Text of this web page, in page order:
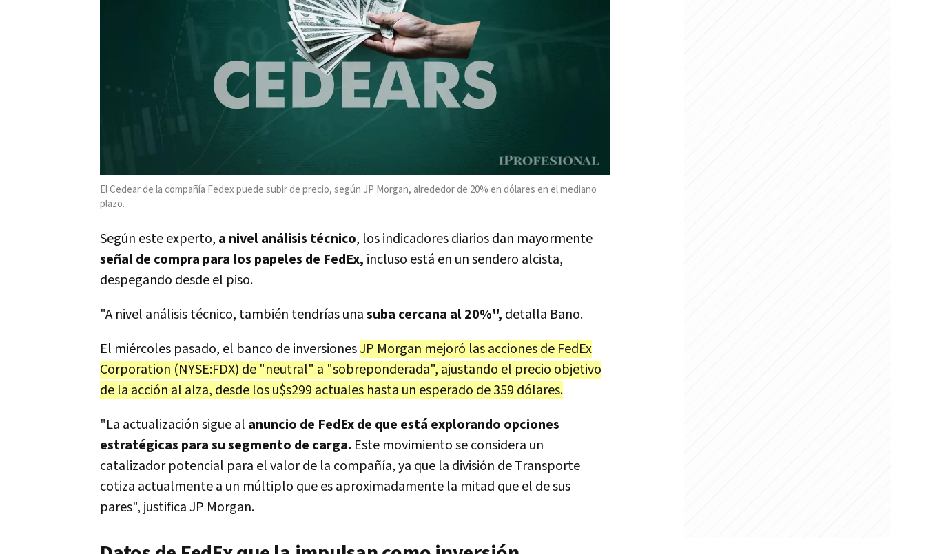
El Cedear de la compañía Fedex puede subir de precio, según JP Morgan, alrededor de 20% en dólares en el mediano
plazo.
Según este experto, a nivel análisis técnico, los indicadores diarios dan mayormente
señal de compra para los papeles de FedEx, incluso está en un sendero alcista,
despegando desde el piso.
"A nivel análisis técnico, también tendrías unasuba cercana al 20%", detalla Bano.
El miércoles pasado, el banco de inversionesJP Morgan mejoró las acciones de FedEx
Corporation (NYSE:FDX) de "neutral" a "sobreponderada", ajustando el precio objetivo
de la acción al alza, desde los u$s299 actuales hasta un esperado de 359 dólares.
"La actualización sigue al anuncio de FedEx de que está explorando opciones
estratégicas para su segmento de carga. Este movimiento se considera un
catalizador potencial para el valor de la compañía, ya que la división de Transporte
cotiza actualmente a un múltiplo que es aproximadamente la mitad que el de sus
pares", justifica JP Morgan.